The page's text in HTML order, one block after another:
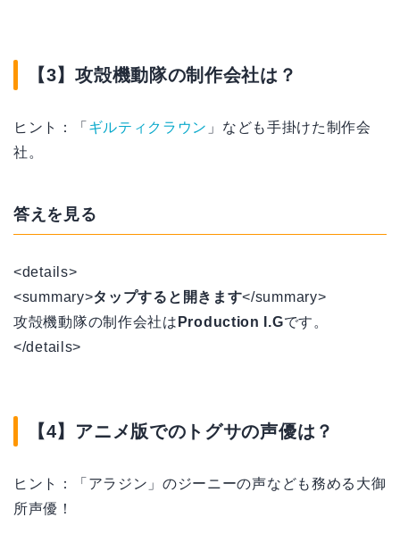
【3】攻殻機動隊の制作会社は？
ヒント：「 ギルティクラウン 」なども手掛けた制作会
社。
答えを見る
<details>
<summary>タップすると開きます</summary>
攻殻機動隊の制作会社は Production I.Gです。
</details>
【4】アニメ版でのトグサの声優は？
ヒント：「アラジン」のジーニーの声なども務める大御
所声優！